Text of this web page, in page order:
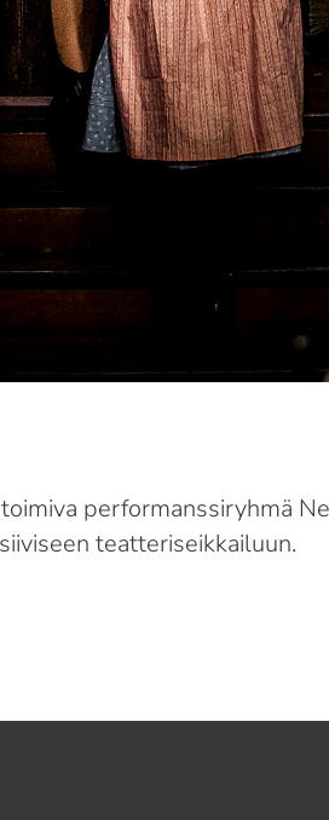
performanssiryhmä
teatteriseikkailuun.